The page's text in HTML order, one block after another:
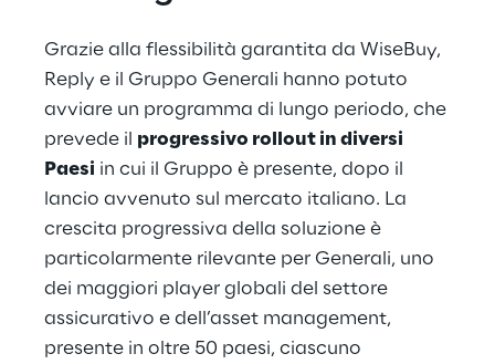
Grazie alla flessibilità garantita da WiseBuy,
Reply e il Gruppo Generali hanno potuto
avviare un programma di lungo periodo, che
prevede il progressivo rollout in diversi
Paesi in cui il Gruppo è presente, dopo il
lancio avvenuto sul mercato italiano. La
crescita progressiva della soluzione è
particolarmente rilevante per Generali, uno
dei maggiori player globali del settore
assicurativo e dell’asset management,
presente in oltre 50 paesi, ciascuno